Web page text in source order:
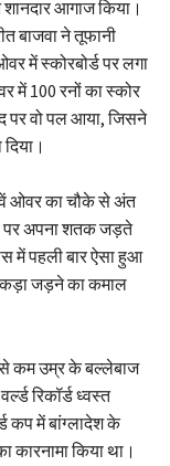
आगाज किया।
बाजवा ने तूफानी
में स्कोरबोर्ड पर लगा
में 100 रनों का स्कोर
पर वो पल आया, जिसने
ओवर का चौके से अंत
पर अपना शतक जड़ते
में पहली बार ऐसा हुआ
जड़ने का कमाल
कम उम्र के बल्लेबाज
रिकॉर्ड ध्वस्त
कप में बांग्लादेश के
किया था।